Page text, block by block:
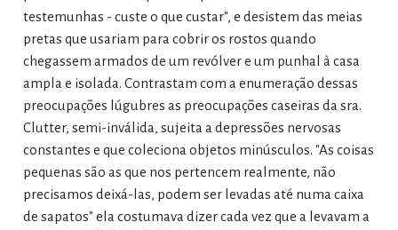
testemunhas - custe o que custar", e desistem das meias
pretas que usariam para cobrir os rostos quando
chegassem armados de um revólver e um punhal à casa
ampla e isolada. Contrastam com a enumeração dessas
preocupações lúgubres as preocupações caseiras da sra.
Clutter, semi-inválida, sujeita a depressões nervosas
constantes e que coleciona objetos minúsculos. "As coisas
pequenas são as que nos pertencem realmente, não
precisamos deixá-las, podem ser levadas até numa caixa
de sapatos" ela costumava dizer cada vez que a levavam a